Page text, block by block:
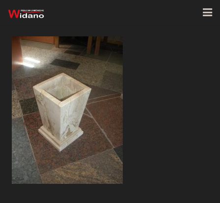
Strona główna
O firmie
Oferta
Realizacje
Kontakt